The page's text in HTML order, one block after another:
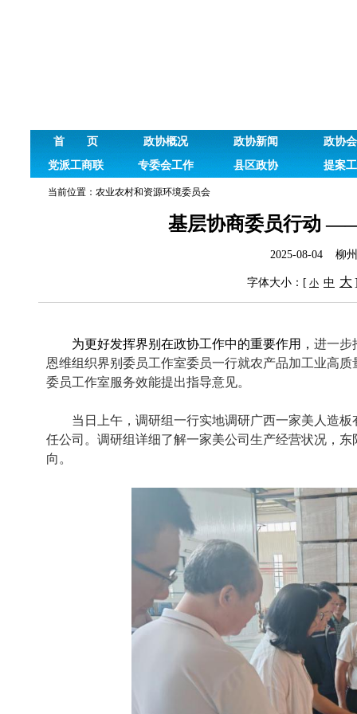
首 页 政协概况 政协新闻
政协
党派工商联
专委会工作 县区政协 提案
当前位置： 农业农村和资源环境委员会
基层协商委员行动
2025-08-04 柳
字体大小：[ 小 中 大
为更好发挥界别在政协工作中的重要作用， 进一步
恩维组织界别委员工作室委员一行就农产品加工业高
委员工作室服务效能提出指导意见。
当日上午，调研组一行实地调研广西一家美人造
任公司。调研组详细了解一家美公司生产经营状况，
向。